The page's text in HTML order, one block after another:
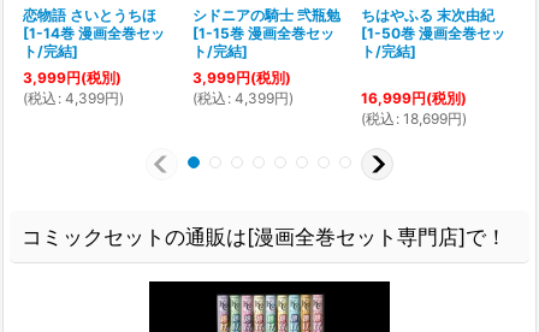
恋物語 さいとうちほ
[1-14巻 漫画全巻セッ
ト/完結]
3,999円(税別)
(税込 : 4,399円)
シドニアの騎士 弐瓶勉
[1-15巻 漫画全巻セッ
ト/完結]
3,999円(税別)
(税込 : 4,399円)
ちはやふる 末次由紀
[1-50巻 漫画全巻セッ
ト/完結]
16,999円(税別)
(税込 : 18,699円)
コミックセットの通販は[漫画全巻セット専門店]で！